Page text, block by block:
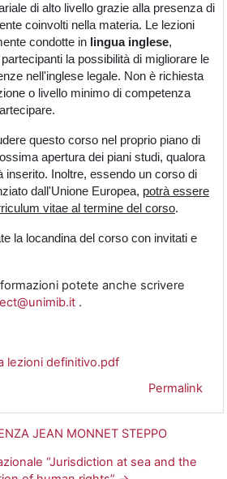
di alto livello grazie alla presenza di
coinvolti nella materia. Le lezioni
condotte in lingua inglese,
la possibilità di migliorare le
nell'inglese legale. Non è richiesta
o livello minimo di competenza
questo corso nel proprio piano di
apertura dei piani studi, qualora
inserito. Inoltre, essendo un corso di
dall'Unione Europea, potrà essere
vitae al termine del corso.
la locandina del corso con invitati e
potete anche scrivere
.
lezioni definitivo.pdf
Permalink
JEAN MONNET STEPPO
“Jurisdiction at sea and the